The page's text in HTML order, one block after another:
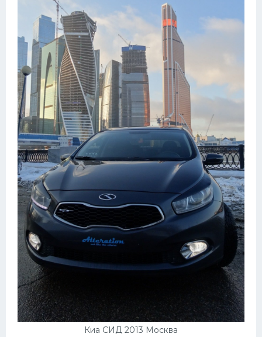
Киа СИД 2013 Москва